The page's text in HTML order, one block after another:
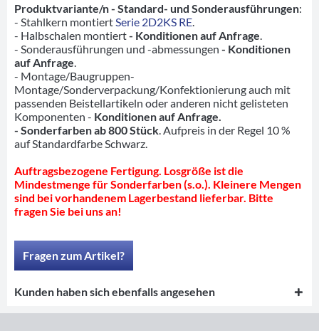
Produktvariante/n - Standard- und Sonderausführungen:
- Stahlkern montiert Serie 2D2KS RE
- Halbschalen montiert- Konditionen auf Anfrage
- Sonderausführungen und -abmessungen - Konditionen
auf Anfrage
- Montage/Baugruppen-
Montage/Sonderverpackung/Konfektionierung auch mit
passenden Beistellartikeln oder anderen nicht gelisteten
Komponenten - Konditionen auf Anfrage.
- Sonderfarben ab 800 Stück . Aufpreis in der Regel 10 %
auf Standardfarbe Schwarz.
Auftragsbezogene Fertigung. Losgröße ist die
Mindestmenge für Sonderfarben (s.o.). Kleinere Mengen
sind bei vorhandenem Lagerbestand lieferbar. Bitte
fragen Sie bei uns an!
Fragen zum Artikel?
Kunden haben sich ebenfalls angesehen